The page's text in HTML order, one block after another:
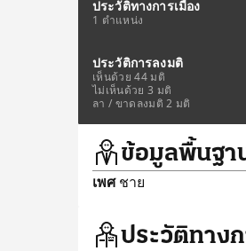
ประวัติทางการเมือง
1 ตำแหน่ง
ประวัติการลงมติ
เห็นด้วย 44 มติ
ไม่เห็นด้วย 3 มติ
ลา / ขาดลงมติ 2 มติ
ข้อมูลพื้นฐา
เพศชาย
ประวัติทาง